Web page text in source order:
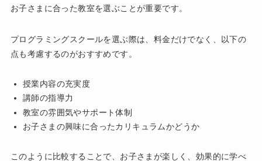
お子さまに合った教室を選ぶことが重要です。
プログラミングスクールを選ぶ際は、料金だけでなく、以下の
点も考慮するのがおすすめです。
授業内容の充実度
講師の指導力
教室の雰囲気やサポート体制
お子さまの興味に合ったカリキュラムかどうか
このように比較することで、お子さまが楽しく、効果的に学べ